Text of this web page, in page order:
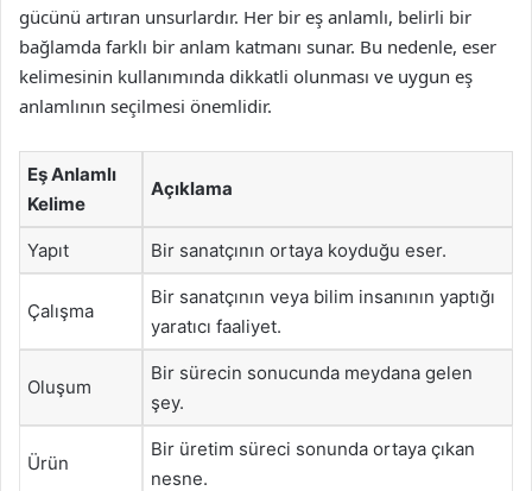
gücünü artıran unsurlardır. Her bir eş anlamlı, belirli bir
bağlamda farklı bir anlam katmanı sunar. Bu nedenle, eser
kelimesinin kullanımında dikkatli olunması ve uygun eş
anlamlının seçilmesi önemlidir.
Eş Anlamlı
Kelime
Açıklama
Yapıt Bir sanatçının ortaya koyduğu eser.
Çalışma
Bir sanatçının veya bilim insanının yaptığı
yaratıcı faaliyet.
Oluşum
Bir sürecin sonucunda meydana gelen
şey.
Ürün
Bir üretim süreci sonunda ortaya çıkan
nesne.